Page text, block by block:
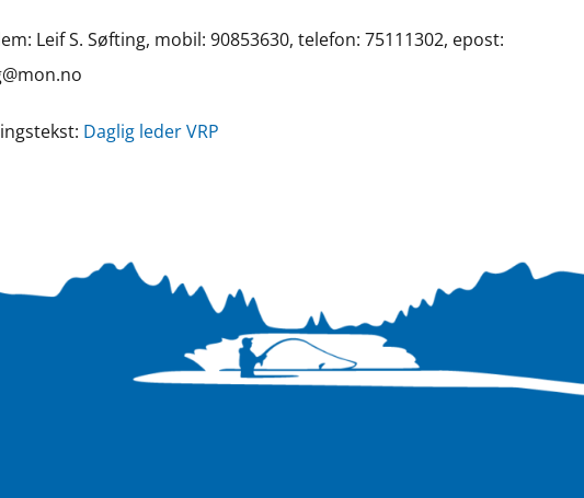
Leif S. Søfting, mobil: 90853630, telefon: 75111302, epost:
Daglig leder VRP